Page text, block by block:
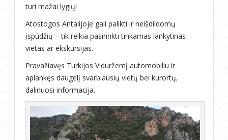
turi mažai lygių!
Atostogos Antalijoje gali palikti ir neišdildomų
įspūdžių – tik reikia pasirinkti tinkamas lankytinas
vietas ar ekskursijas.
Pravažiavęs Turkijos Viduržemį automobiliu ir
aplankęs daugelį svarbiausių vietų bei kurortų,
dalinuosi informacija.